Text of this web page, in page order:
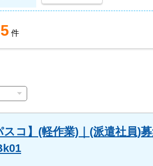
5 件
スコ】(軽作業)｜(派遣社員)